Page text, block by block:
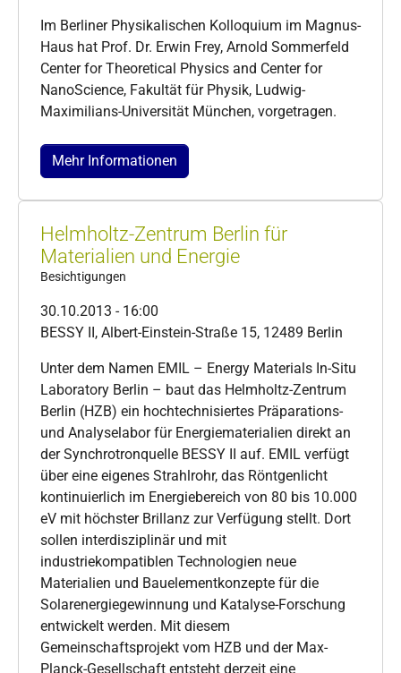
Im Berliner Physikalischen Kolloquium im Magnus-
Haus hat Prof. Dr. Erwin Frey, Arnold Sommerfeld
Center for Theoretical Physics and Center for
NanoScience, Fakultät für Physik, Ludwig-
Maximilians-Universität München, vorgetragen.
Mehr Informationen
Helmholtz-Zentrum Berlin für
Materialien und Energie
Besichtigungen
30.10.2013 - 16:00
BESSY II, Albert-Einstein-Straße 15, 12489 Berlin
Unter dem Namen EMIL – Energy Materials In-Situ
Laboratory Berlin – baut das Helmholtz-Zentrum
Berlin (HZB) ein hochtechnisiertes Präparations-
und Analyselabor für Energiematerialien direkt an
der Synchrotronquelle BESSY II auf. EMIL verfügt
über eine eigenes Strahlrohr, das Röntgenlicht
kontinuierlich im Energiebereich von 80 bis 10.000
eV mit höchster Brillanz zur Verfügung stellt. Dort
sollen interdisziplinär und mit
industriekompatiblen Technologien neue
Materialien und Bauelementkonzepte für die
Solarenergiegewinnung und Katalyse-Forschung
entwickelt werden. Mit diesem
Gemeinschaftsprojekt vom HZB und der Max-
Planck-Gesellschaft entsteht derzeit eine